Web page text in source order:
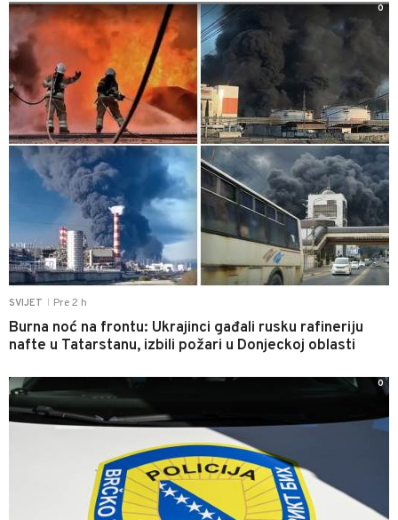
SVIJET Pre 2 h
Burna noć na frontu: Ukrajinci gađali rusku rafineriju
nafte u Tatarstanu, izbili požari u Donjeckoj oblasti
0
0